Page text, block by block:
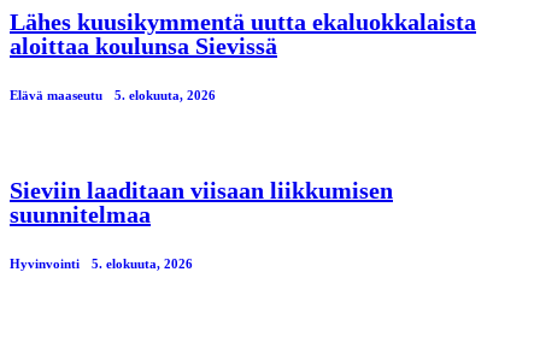
Lähes kuusikymmentä uutta ekaluokkalaista
aloittaa koulunsa Sievissä
Elävä maaseutu 5. elokuuta, 2026
Sieviin laaditaan viisaan liikkumisen
suunnitelmaa
Hyvinvointi 5. elokuuta, 2026